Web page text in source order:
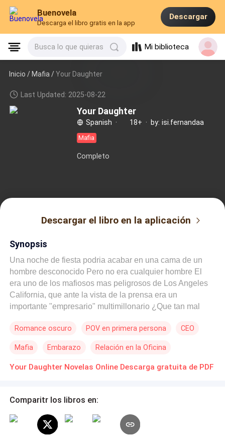
Buenovela
Descarga el libro gratis en la app
Descargar
Busca lo que quieras Mi biblioteca
Inicio /Mafia /Your Daughter
Last Updated: 2025-08-22
Your Daughter
Spanish · 18+ · by: isi.fernandaa
Mafia
Completo
Descargar el libro en la aplicación
Synopsis
Una noche de fiesta podria acabar en una cama de un
hombre desconocido Pero no era cualquier hombre El
era uno de los mafiosos mas peligrosos de Los Angeles
California, que ante la vista de la prensa era un
importante "empresario" multimillonario ¿Que tan mal
Romance oscuro POV en primera persona CEO
Mafia Embarazo Relación en la Oficina
Aventura de Una Noche
Your Daughter Novelas Online Descarga gratuita de PDF
Comparitr los libros en: